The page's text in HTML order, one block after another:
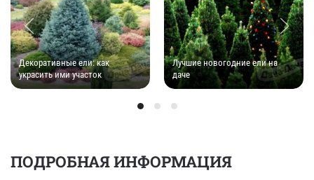
Декоративные ели: как
украсить ими участок
Лучшие новогодние ели на
даче
ПОДРОБНАЯ ИНФОРМАЦИЯ